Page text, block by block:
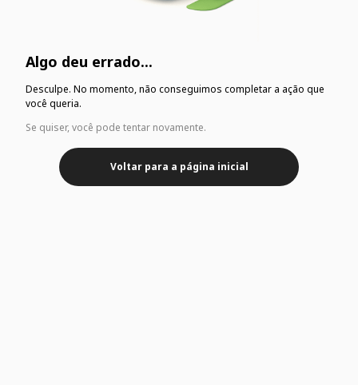
Algo deu errado...
Desculpe. No momento, não conseguimos completar a ação que
você queria.
Se quiser, você pode tentar novamente.
Voltar para a página inicial